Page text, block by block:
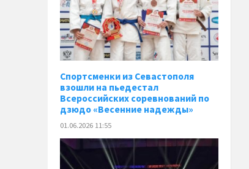
Спортсменки из Севастополя
взошли на пьедестал
Всероссийских соревнований по
дзюдо «Весенние надежды»
01.06.2026 11:55